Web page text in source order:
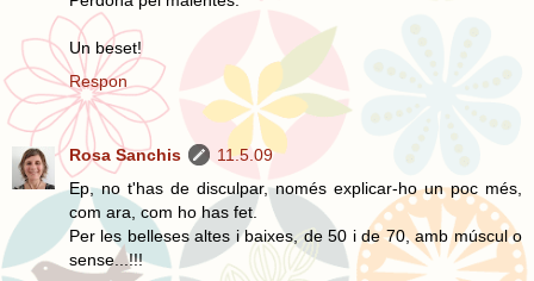
Un beset!
Respon
Rosa Sanchis
11.5.09
Ep, no t'has de disculpar, només explicar-ho un poc més,
com ara, com ho has fet.
Per les belleses altes i baixes, de 50 i de 70, amb múscul o
sense...!!!